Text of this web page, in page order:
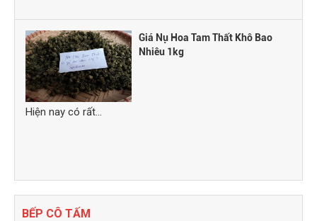
Giá Nụ Hoa Tam Thất Khô Bao
Nhiêu 1kg
Hiện nay có rất...
BẾP CÔ TẤM